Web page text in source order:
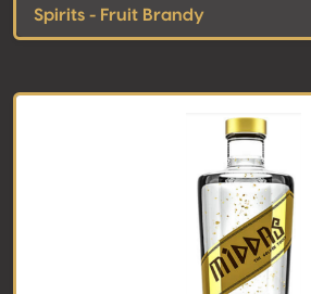
Spirits - Fruit Brandy